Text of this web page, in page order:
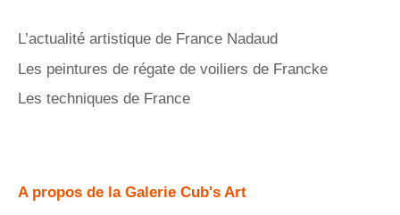
L’actualité artistique de France Nadaud
Les peintures de régate de voiliers de Francke
Les techniques de France
A propos de la Galerie Cub's Art